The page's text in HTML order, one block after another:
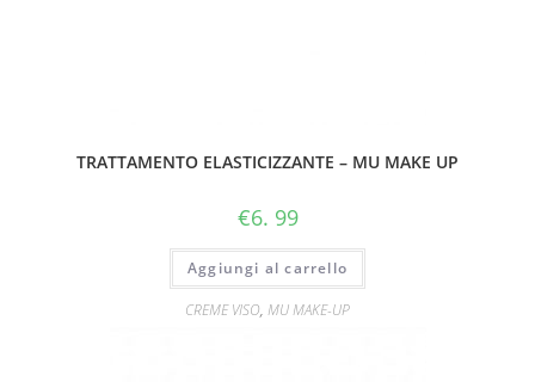
TRATTAMENTO ELASTICIZZANTE – MU MAKE UP
€6. 99
Aggiungi al carrello
CREME VISO, MU MAKE-UP